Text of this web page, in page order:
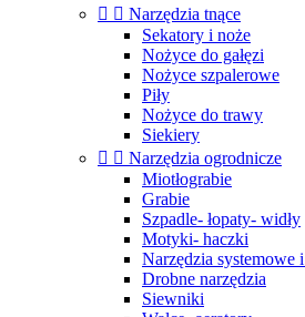
  Narzędzia tnące
Sekatory i noże
Nożyce do gałęzi
Nożyce szpalerowe
Piły
Nożyce do trawy
Siekiery
  Narzędzia ogrodnicze
Miotłograbie
Grabie
Szpadle- łopaty- widły
Motyki- haczki
Narzędzia systemowe
Drobne narzędzia
Siewniki